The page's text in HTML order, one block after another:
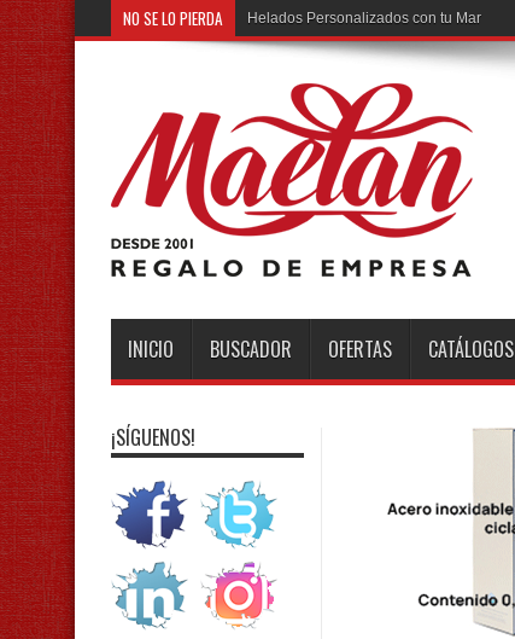
NO SE LO PIERDA Helados Personalizados con tu Marca
INICIO BUSCADOR OFERTAS CATÁLOGOS
¡SÍGUENOS!